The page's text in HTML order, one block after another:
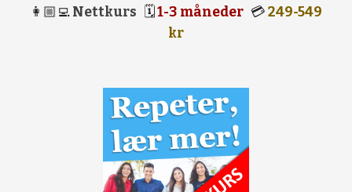
👩🏼‍💻Nettkurs 🗓1-3 måneder 💳249-549
kr